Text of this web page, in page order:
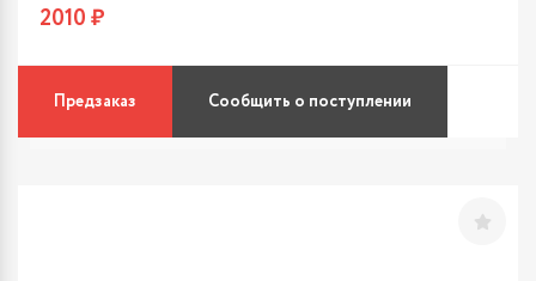
2010 ₽
Предзаказ Сообщить о поступлении